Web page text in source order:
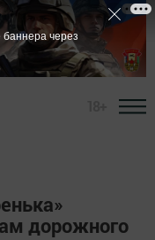
дорожного
баннера через